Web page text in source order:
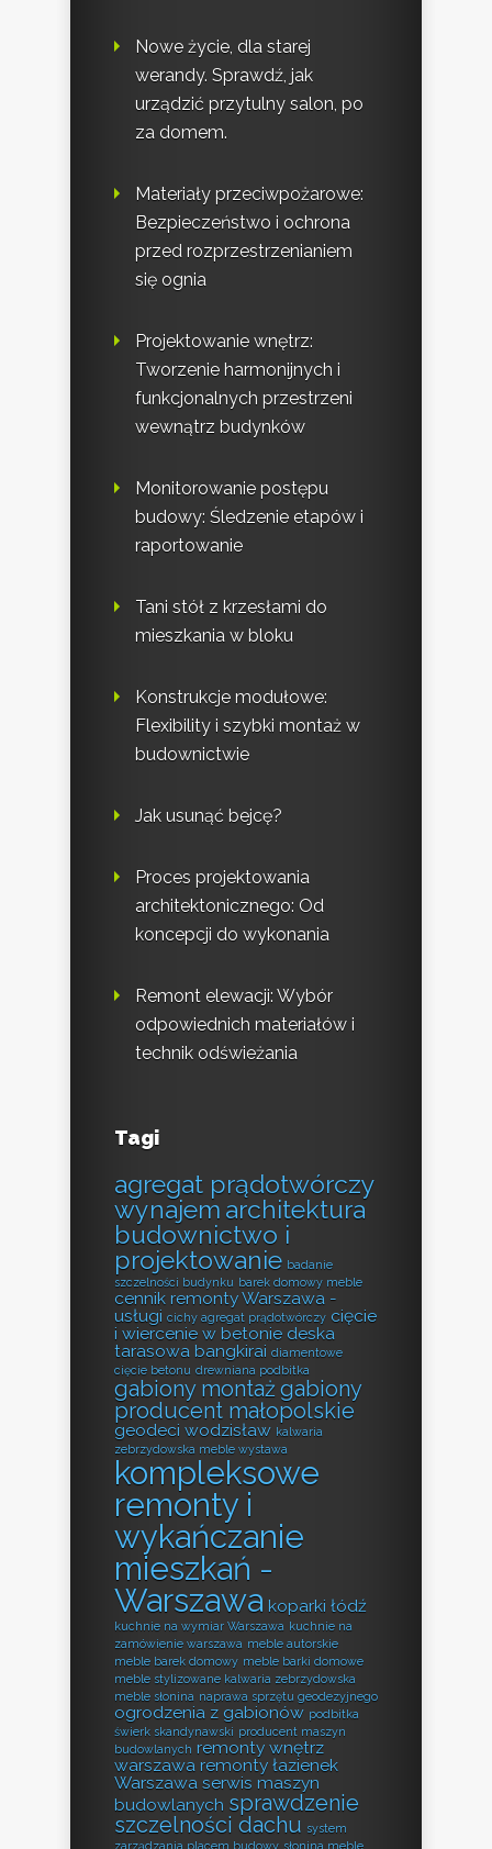
Nowe życie, dla starej
werandy. Sprawdź, jak
urządzić przytulny salon, po
za domem.
Materiały przeciwpożarowe:
Bezpieczeństwo i ochrona
przed rozprzestrzenianiem
się ognia
Projektowanie wnętrz:
Tworzenie harmonijnych i
funkcjonalnych przestrzeni
wewnątrz budynków
Monitorowanie postępu
budowy: Śledzenie etapów i
raportowanie
Tani stół z krzesłami do
mieszkania w bloku
Konstrukcje modułowe:
Flexibility i szybki montaż w
budownictwie
Jak usunąć bejcę?
Proces projektowania
architektonicznego: Od
koncepcji do wykonania
Remont elewacji: Wybór
odpowiednich materiałów i
technik odświeżania
Tagi
agregat prądotwórczy
wynajem architektura
budownictwo i
projektowanie badanie
szczelności budynku barek domowy meble
cennik remonty Warszawa -
usługi cichy agregat prądotwórczy cięcie
i wiercenie w betonie deska
tarasowa bangkirai diamentowe
cięcie betonu drewniana podbitka
gabiony montażgabiony
producent małopolskie
geodeci wodzisław kalwaria
zebrzydowska meble wystawa
kompleksowe
remonty i
wykańczanie
mieszkań -
Warszawa koparki łódź
kuchnie na wymiar Warszawa kuchnie na
zamówienie warszawa meble autorskie
meble barek domowy meble barki domowe
meble stylizowane kalwaria zebrzydowska
meble słonina naprawa sprzętu geodezyjnego
ogrodzenia z gabionów podbitka
świerk skandynawski producent maszyn
budowlanych remonty wnętrz
warszawa remonty łazienek
Warszawa serwis maszyn
budowlanych sprawdzenie
szczelności dachu system
zarządzania placem budowy słonina meble